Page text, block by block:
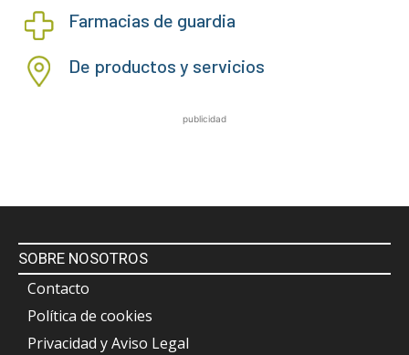
Farmacias de guardia
De productos y servicios
publicidad
SOBRE NOSOTROS
Contacto
Política de cookies
Privacidad y Aviso Legal